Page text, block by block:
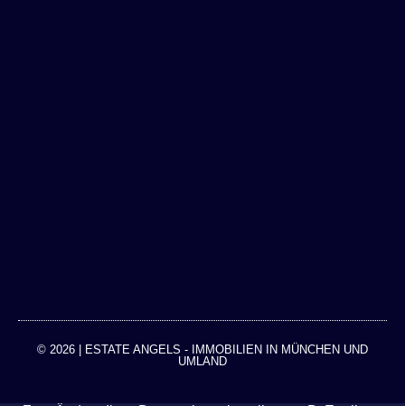
© 2026 | ESTATE ANGELS - IMMOBILIEN IN MÜNCHEN UND
UMLAND